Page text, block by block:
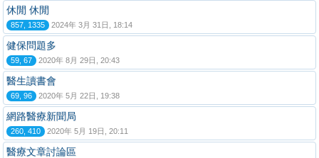
休閒 休閒
857, 1335 2024年 3月 31日, 18:14
健保問題多
59, 67 2020年 8月 29日, 20:43
醫生讀書會
69, 96 2020年 5月 22日, 19:38
網路醫療新聞局
260, 410 2020年 5月 19日, 20:11
醫療文章討論區